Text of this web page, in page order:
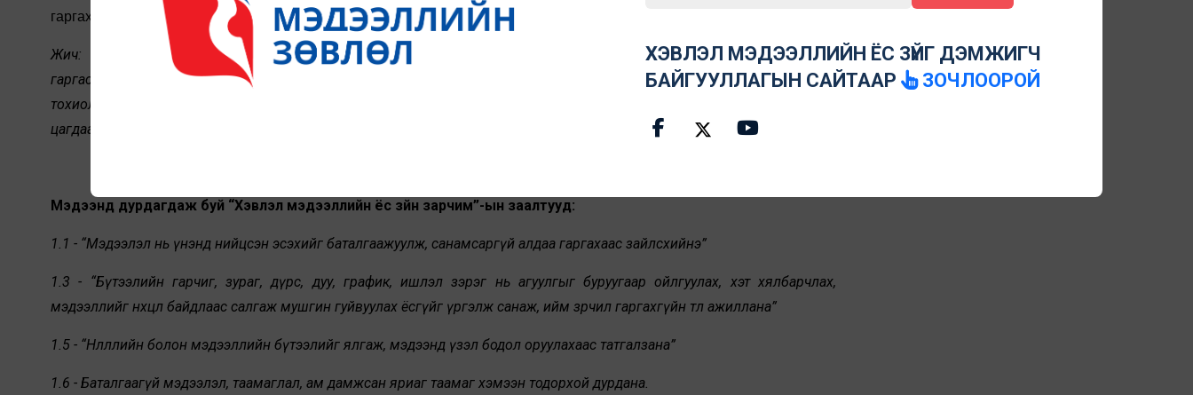
гаргахгүйн төлөө ажиллана” гэснийг зөрчсөн хэмээн дүгнэв.
Жич: Гомдол хүлээн авах, барагдуулах журмын 3.4-т “Гомдол гаргагч Зөвлөлд хандан гомдол гаргахдаа эсхүл
гаргасныхаа дараа хорооны хуралдаанаас өмнө тухайн асуудлаар шүүх, цагдаагийн байгууллагад нэхэмжлэл гаргасан
тохиолдолд гомдлыг хэлэлцэхийг хойшлуулж болно. Ингэж хойшлуулсан тохиолдолд анхан шатны шүүх хурлын эсхүл
цагдаагийн байгууллагаас зөрчлийг хянан шийдвэрлэсний дараа гомдлыг хэлэлцэнэ.” гэсэн байдаг.
Мэдээнд дурдагдаж буй “Хэвлэл мэдээллийн ёс зүйн зарчим”-ын заалтууд:
1.1 - “Мэдээлэл нь үнэнд нийцсэн эсэхийг баталгаажуулж, санамсаргүй алдаа гаргахаас зайлсхийнэ”
1.3 - “Бүтээлийн гарчиг, зураг, дүрс, дуу, график, ишлэл зэрэг нь агуулгыг буруугаар ойлгуулах, хэт хялбарчлах,
мэдээллийг нөхцөл байдлаас салгаж мушгин гуйвуулах ёсгүйг үргэлж санаж, ийм зөрчил гаргахгүйн төлөө ажиллана”
1.5 - “Нөлөөллийн болон мэдээллийн бүтээлийг ялгаж, мэдээнд үзэл бодол оруулахаас татгалзана”
1.6 - Баталгаагүй мэдээлэл, таамаглал, ам дамжсан яриаг таамаг хэмээн тодорхой дурдана.
ХЭВЛЭЛ МЭДЭЭЛЛИЙН ЁС ЗҮЙГ ДЭМЖИГЧ
БАЙГУУЛЛАГЫН САЙТААР
ЗОЧЛООРОЙ